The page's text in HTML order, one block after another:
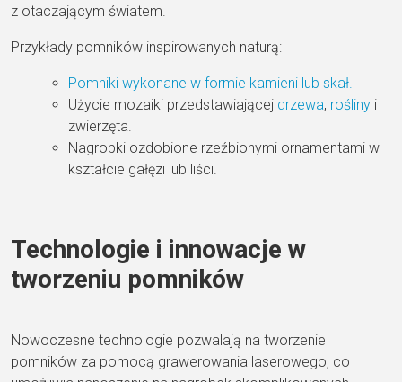
z otaczającym światem.
Przykłady pomników inspirowanych naturą:
Pomniki wykonane w formie kamieni lub skał.
Użycie mozaiki przedstawiającej drzewa, rośliny i
zwierzęta.
Nagrobki ozdobione rzeźbionymi ornamentami w
kształcie gałęzi lub liści.
Technologie i innowacje w
tworzeniu pomników
Nowoczesne technologie pozwalają na tworzenie
pomników za pomocą grawerowania laserowego, co